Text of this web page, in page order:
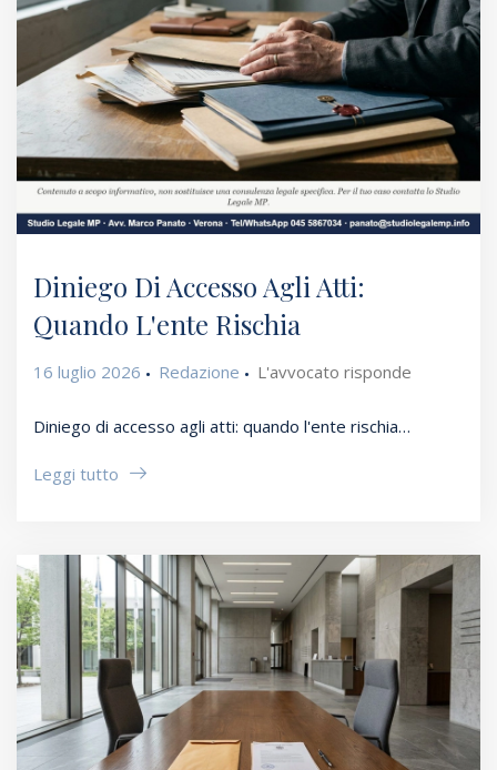
Diniego Di Accesso Agli Atti:
Quando L'ente Rischia
16 luglio 2026 Redazione L'avvocato risponde
Diniego di accesso agli atti: quando l'ente rischia…
Leggi tutto